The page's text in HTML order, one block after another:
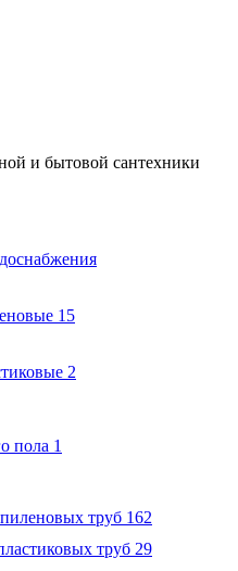
и бытовой сантехники
15
2
пола 1
труб 162
труб 29